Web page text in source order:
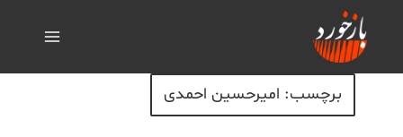
برچسب: امیرحسین احمدی